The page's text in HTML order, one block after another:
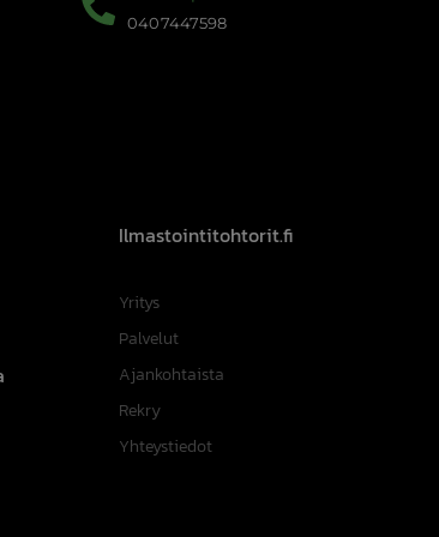
0407447598
Ilmastointitohtorit.fi
Yritys
Palvelut
Ajankohtaista
Rekry
Yhteystiedot